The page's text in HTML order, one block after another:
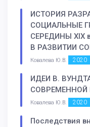
ИСТОРИЯ
СОЦИАЛЬНЫЕ
СЕРЕДИНЫ XIX
В РАЗВИТИИ
Ковалева Ю.В. 2020
ИДЕИ В.
СОВРЕМЕННОЙ
Ковалева Ю.В. 2020
Последствия